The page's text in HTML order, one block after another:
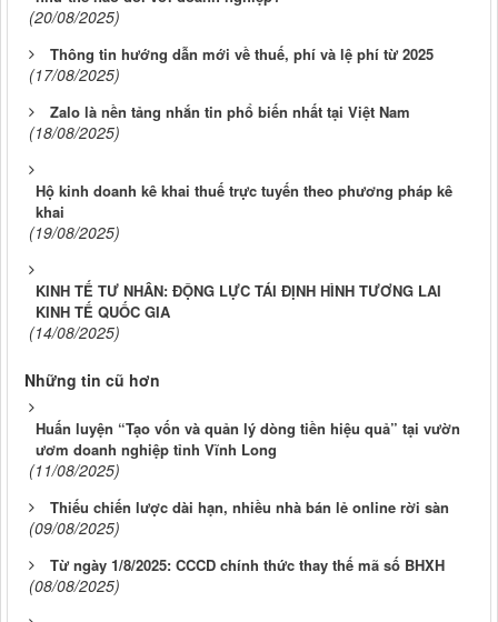
(20/08/2025)
Thông tin hướng dẫn mới về thuế, phí và lệ phí từ 2025
(17/08/2025)
Zalo là nền tảng nhắn tin phổ biến nhất tại Việt Nam
(18/08/2025)
Hộ kinh doanh kê khai thuế trực tuyến theo phương pháp kê
khai
(19/08/2025)
KINH TẾ TƯ NHÂN: ĐỘNG LỰC TÁI ĐỊNH HÌNH TƯƠNG LAI
KINH TẾ QUỐC GIA
(14/08/2025)
Những tin cũ hơn
Huấn luyện “Tạo vốn và quản lý dòng tiền hiệu quả” tại vườn
ươm doanh nghiệp tỉnh Vĩnh Long
(11/08/2025)
Thiếu chiến lược dài hạn, nhiều nhà bán lẻ online rời sàn
(09/08/2025)
Từ ngày 1/8/2025: CCCD chính thức thay thế mã số BHXH
(08/08/2025)